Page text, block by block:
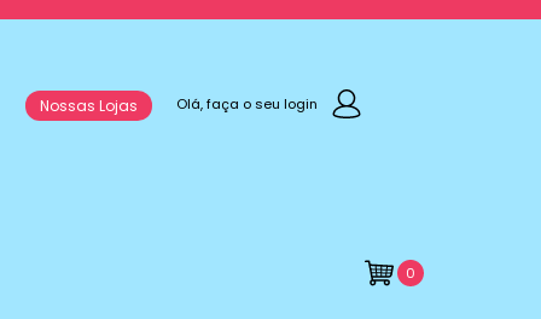
Nossas Lojas Olá, faça o seu login
0